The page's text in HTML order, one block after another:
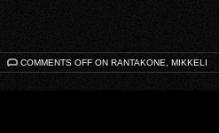
COMMENTS OFF ON RANTAKONE, MIKKELI